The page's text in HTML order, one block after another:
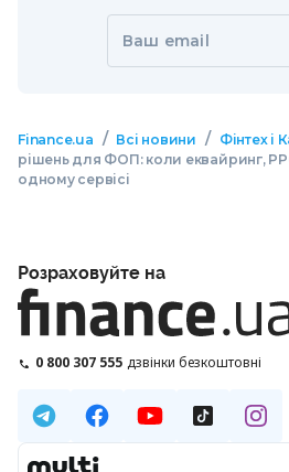
Ваш email
Finance.ua / Всі новини / Фінтех і
рішень для ФОП: коли еквайринг,
одному сервісі
Розраховуйте на
0 800 307 555 дзвінки безкоштовні